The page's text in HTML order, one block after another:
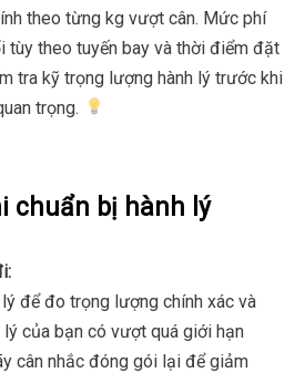
theo từng kg vượt cân. Mức phí
tùy theo tuyến bay và thời điểm đặt
tra kỹ trọng lượng hành lý trước khi
trọng.
chuẩn bị hành lý
để đo trọng lượng chính xác và
lý của bạn có vượt quá giới hạn
cân nhắc đóng gói lại để giảm